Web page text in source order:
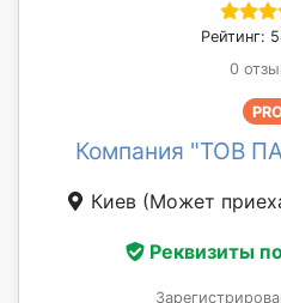
Рейтинг:
0
Компания "ТОВ
Киев (Может
Реквизиты